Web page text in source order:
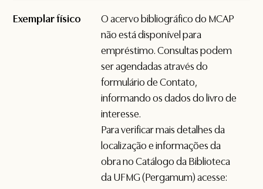
Exemplar físico
O acervo bibliográfico do MCAP
não está disponível para
empréstimo. Consultas podem
ser agendadas através do
formulário deContato,
informando os dados do livro de
interesse.
Para verificar mais detalhes da
localização e informações da
obra no Catálogo da Biblioteca
da UFMG (Pergamum) acesse: